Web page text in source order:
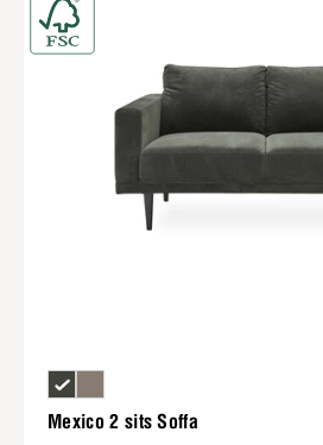
Mexico 2 sits Soffa